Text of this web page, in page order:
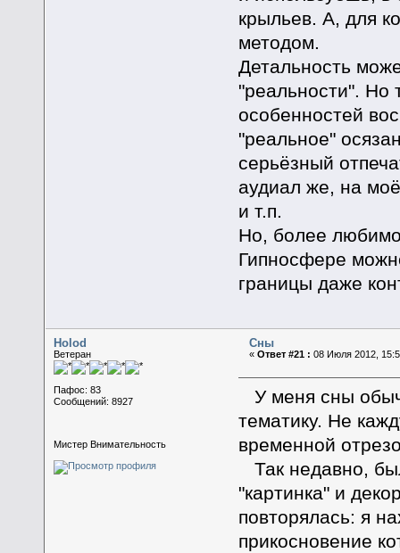
крыльев. А, для
методом.
Детальность
"реальности". Но
особенностей
"реальное"
серьёзный
аудиал же, на
и т.п.
Но, более
Гипносфере
границы даже
Holod
Ветеран
Пафос: 83
Сообщений: 8927
Мистер Внимательность
Сны
«Ответ #21 : 08 Июля 2012,
У меня сны
тематику. Не
временной
Так недавно,
"картинка" и
повторялась: я
прикосновение